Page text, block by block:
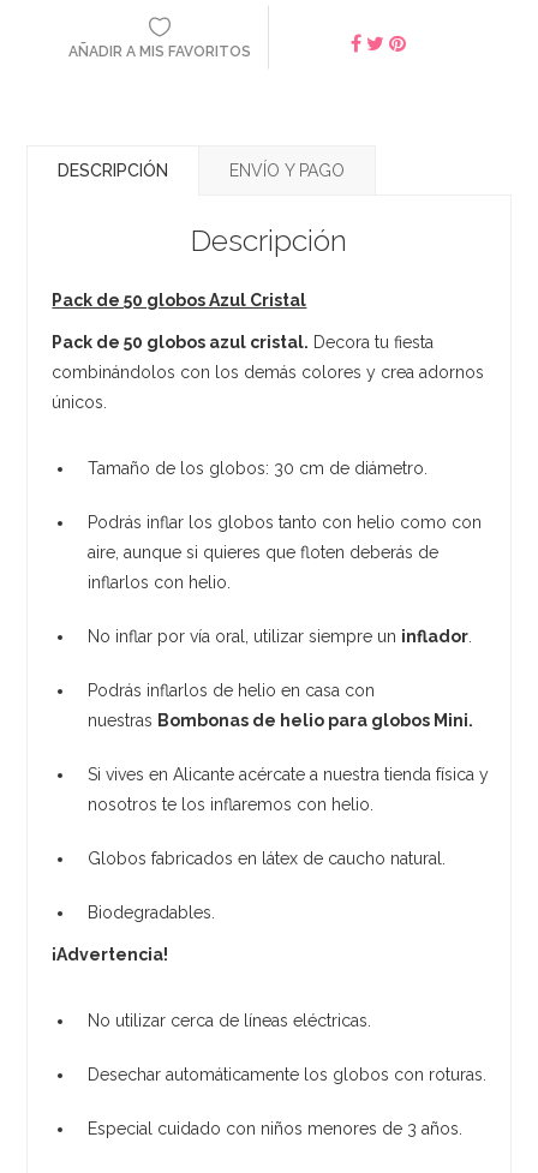
AÑADIR A MIS FAVORITOS
DESCRIPCIÓN ENVÍO Y PAGO
Descripción
Pack de 50 globos Azul Cristal
Pack de 50 globos azul cristal. Decora tu fiesta
combinándolos con los demás colores y crea adornos
únicos.
Tamaño de los globos: 30 cm de diámetro.
Podrás inflar los globos tanto con helio como con
aire, aunque si quieres que floten deberás de
inflarlos con helio.
No inflar por vía oral, utilizar siempre un inflador
Podrás inflarlos de helio en casa con
nuestras Bombonas de helio para globos Mini.
Si vives en Alicante acércate a nuestra tienda física y
nosotros te los inflaremos con helio.
Globos fabricados en látex de caucho natural.
Biodegradables.
¡Advertencia!
No utilizar cerca de líneas eléctricas.
Desechar automáticamente los globos con roturas.
Especial cuidado con niños menores de 3 años.